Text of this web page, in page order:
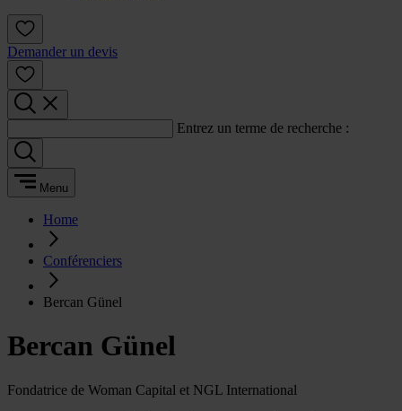
Demander un devis
Entrez un terme de recherche :
Menu
Home
Conférenciers
Bercan Günel
Bercan Günel
Fondatrice de Woman Capital et NGL International